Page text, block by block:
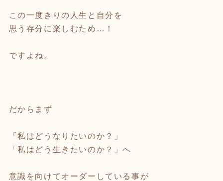
この一度きりの人生と自分を
思う存分に楽しむため…！
ですよね。
だからまず
「私はどうなりたいのか？」
「私はどう生きたいのか？」へ
意識を向けてオーダーしている事が